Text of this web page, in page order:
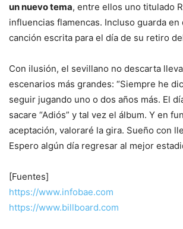
un nuevo tema, entre ellos uno titulado
influencias flamencas. Incluso guarda en
canción escrita para el día de su retiro
Con ilusión, el sevillano no descarta
escenarios más grandes: “Siempre he
seguir jugando uno o dos años más. El
sacare “Adiós” y tal vez el álbum. Y en
aceptación, valoraré la gira. Sueño con
Espero algún día regresar al mejor
[Fuentes]
https://www.infobae.com
https://www.billboard.com